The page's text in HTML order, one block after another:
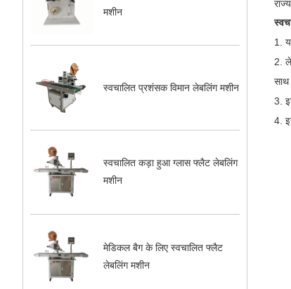
मशीन
स्वचालित प्रशंसक विमान लेबलिंग मशीन
स्वचालित कड़ा हुआ ग्लास फ्लैट लेबलिंग
मशीन
मेडिकल बैग के लिए स्वचालित फ्लैट
लेबलिंग मशीन
1.
2.
3.
4.